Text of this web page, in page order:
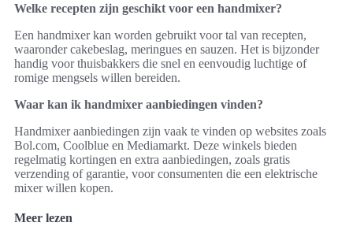
Welke recepten zijn geschikt voor een handmixer?
Een handmixer kan worden gebruikt voor tal van recepten,
waaronder cakebeslag, meringues en sauzen. Het is bijzonder
handig voor thuisbakkers die snel en eenvoudig luchtige of
romige mengsels willen bereiden.
Waar kan ik handmixer aanbiedingen vinden?
Handmixer aanbiedingen zijn vaak te vinden op websites zoals
Bol.com, Coolblue en Mediamarkt. Deze winkels bieden
regelmatig kortingen en extra aanbiedingen, zoals gratis
verzending of garantie, voor consumenten die een elektrische
mixer willen kopen.
Meer lezen